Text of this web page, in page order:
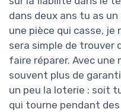
dans deux ans tu as
une pièce qui casse, je
sera simple de trouver
faire réparer. Avec une
souvent plus de
un peu la loterie : soit
qui tourne pendant